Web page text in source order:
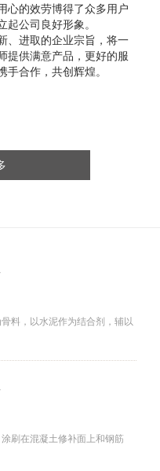
的效劳博得了众多用户
起公司良好形象。
进取的企业宗旨，将一
提供满意产品，更好的服
合作，共创辉煌。
料，以水泥作为结合剂，辅以
刷在混凝土修补面上和钢筋